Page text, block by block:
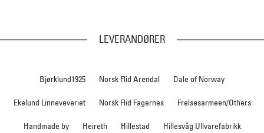
LEVERANDØRER
Bjørklund1925 Norsk Flid Arendal Dale of Norway
Ekelund Linneveveriet Norsk Flid Fagernes Frelsesarmeen/Others
Handmade by Heireth Hillestad Hillesvåg Ullvarefabrikk